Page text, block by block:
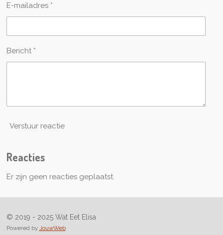
E-mailadres *
Bericht *
Verstuur reactie
Reacties
Er zijn geen reacties geplaatst.
© 2019 - 2025 Wat Eet Elisa
Powered by JouwWeb